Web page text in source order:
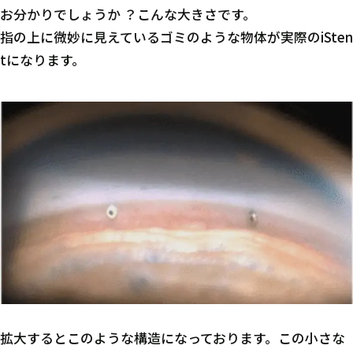
お分かりでしょうか ？こんな大きさです。
指の上に微妙に見えているゴミのような物体が実際のiSten
tになります。
拡大するとこのような構造になっております。この小さな